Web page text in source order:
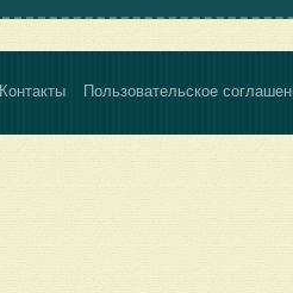
Контакты Пользовательское